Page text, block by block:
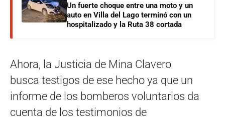
Un fuerte choque entre una moto y un
auto en Villa del Lago terminó con un
hospitalizado y la Ruta 38 cortada
Ahora, la Justicia de Mina Clavero
busca testigos de ese hecho ya que un
informe de los bomberos voluntarios da
cuenta de los testimonios de